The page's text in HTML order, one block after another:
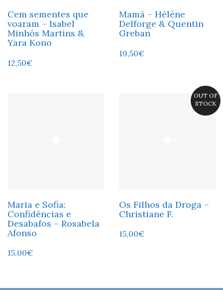
Cem sementes que
voaram – Isabel
Minhós Martins &
Yara Kono
12,50€
Mamã – Hélène
Delforge & Quentin
Greban
19,50€
Maria e Sofia:
Confidências e
Desabafos – Rosabela
Afonso
15,00€
OUT OF
STOCK
Os Filhos da Droga –
Christiane F.
15,00€